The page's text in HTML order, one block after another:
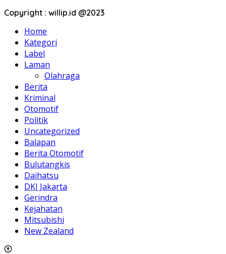
Copyright : willip.id @2023
Home
Kategori
Label
Laman
Olahraga
Berita
Kriminal
Otomotif
Politik
Uncategorized
Balapan
Berita Otomotif
Bulutangkis
Daihatsu
DKI Jakarta
Gerindra
Kejahatan
Mitsubishi
New Zealand